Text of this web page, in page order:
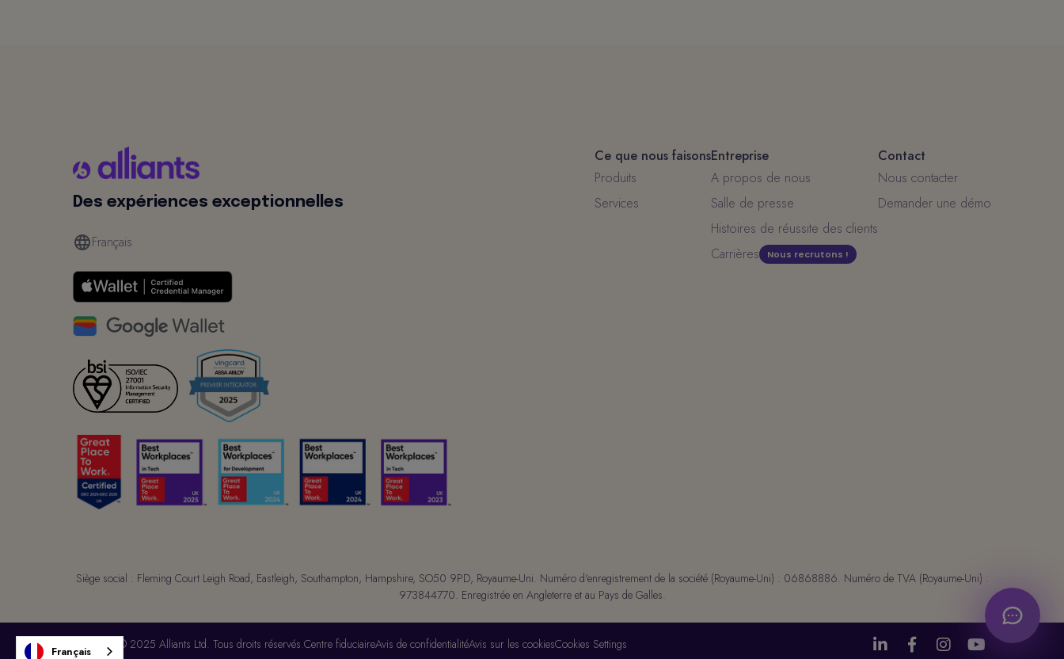
Des expériences exceptionnelles
Français
Ce que nous faisons
Produits
Services
Entreprise
A propos de nous
Salle de presse
Histoires de réussite des clients
Carrières
Nous recrutons !
Contact
Nous contacter
Demander une démo
Siège social : Fleming Court Leigh Road, Eastleigh, Southampton, Hampshire, SO50 9PD, Royaume-Uni. Numéro d'enregistrement de la société (Royaume-Uni) : 06868886. Numéro de TVA (Royaume-Uni) :
973844770. Enregistrée en Angleterre et au Pays de Galles.
Copyright © 2025 Alliants Ltd. Tous droits réservés.Centre fiduciaireAvis de confidentialitéAvis sur les cookiesCookies Settings    
Français